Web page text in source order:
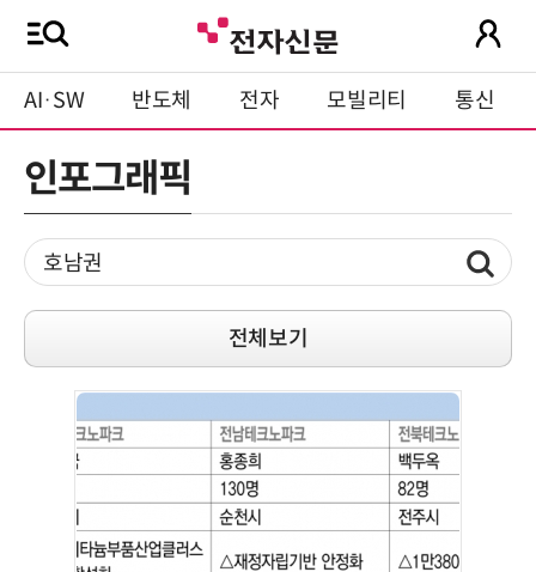
AI·SW 반도체 전자 모빌리티 통신
인포그래픽
전체보기